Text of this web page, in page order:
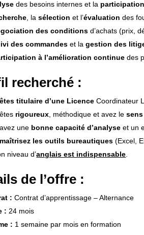
des besoins internes et la participation
, lasélection et l’évaluation des
des conditions d’achats (prix,
des commandes et lagestion des
à l’amélioration continue des
recherché :
êtes titulaire d’une Licence Coordinateur
rigoureux , méthodique et avez le
une bonne capacité d’analyse et un
maîtrisez les outils bureautiques (Excel,
niveau d’anglais est indispensable
de l’offre :
: Contrat d’apprentissage – Alternance
: 24 mois
: 1 semaine par mois en formation